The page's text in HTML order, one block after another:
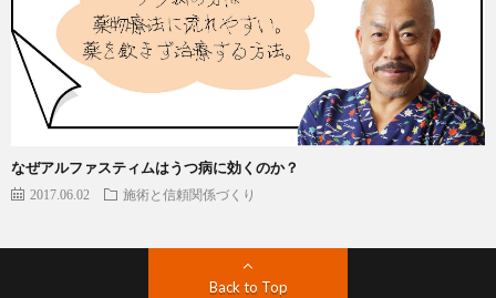
なぜアルファスティムはうつ病に効くのか？
2017.06.02 施術と信頼関係づくり
Back to Top